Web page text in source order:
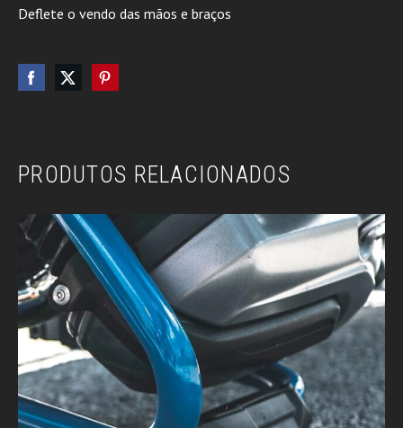
Deflete o vendo das mãos e braços
PRODUTOS RELACIONADOS